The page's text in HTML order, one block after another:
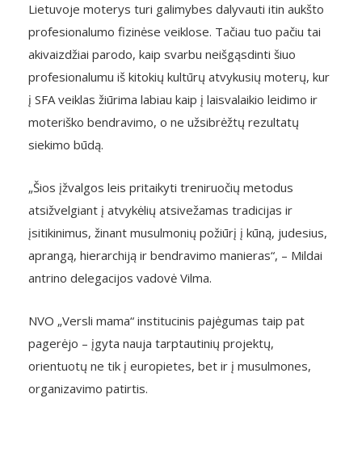
Lietuvoje moterys turi galimybes dalyvauti itin aukšto
profesionalumo fizinėse veiklose. Tačiau tuo pačiu tai
akivaizdžiai parodo, kaip svarbu neišgąsdinti šiuo
profesionalumu iš kitokių kultūrų atvykusių moterų, kur
į SFA veiklas žiūrima labiau kaip į laisvalaikio leidimo ir
moteriško bendravimo, o ne užsibrėžtų rezultatų
siekimo būdą.
„Šios įžvalgos leis pritaikyti treniruočių metodus
atsižvelgiant į atvykėlių atsivežamas tradicijas ir
įsitikinimus, žinant musulmonių požiūrį į kūną, judesius,
aprangą, hierarchiją ir bendravimo manieras“, – Mildai
antrino delegacijos vadovė Vilma.
NVO „Versli mama“ institucinis pajėgumas taip pat
pagerėjo – įgyta nauja tarptautinių projektų,
orientuotų ne tik į europietes, bet ir į musulmones,
organizavimo patirtis.